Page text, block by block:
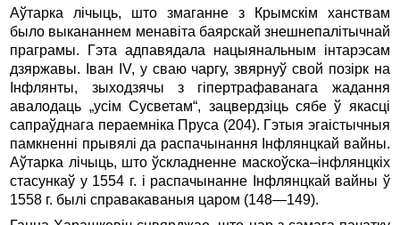
Аўтарка лічыць, што змаганне з Крымскім ханствам
было выкананнем менавіта баярскай знешнепалітычнай
праграмы. Гэта адпавядала нацыянальным інтарэсам
дзяржавы. Іван IV, у сваю чаргу, звярнуў свой позірк на
Інфлянты, зыходзячы з гіпертрафаванага жадання
авалодаць „усім Сусветам“, зацвердзіць сябе ў якасці
сапраўднага пераемніка Пруса (204). Гэтыя эгаістычныя
памкненні прывялі да распачынання Інфлянцкай вайны.
Аўтарка лічыць, што ўскладненне маскоўска–інфлянцкіх
стасункаў у 1554 г. і распачынанне Інфлянцкай вайны ў
1558 г. былі справакаваныя царом (148—149).